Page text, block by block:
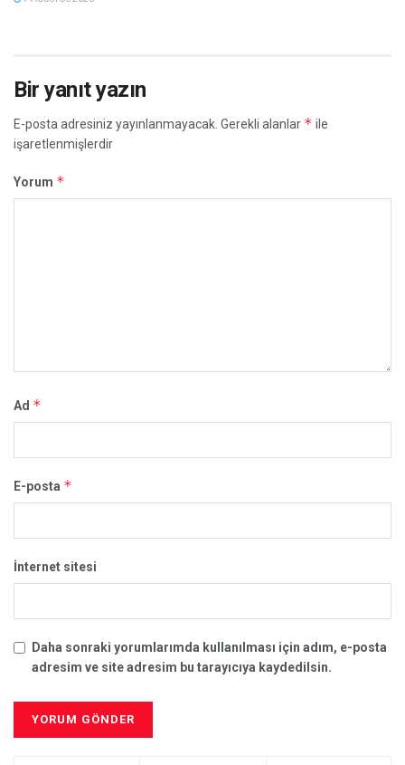
Bir yanıt yazın
E-posta adresiniz yayınlanmayacak. Gerekli alanlar * ile
işaretlenmişlerdir
Yorum *
Ad *
E-posta *
İnternet sitesi
Daha sonraki yorumlarımda kullanılması için adım, e-posta
adresim ve site adresim bu tarayıcıya kaydedilsin.